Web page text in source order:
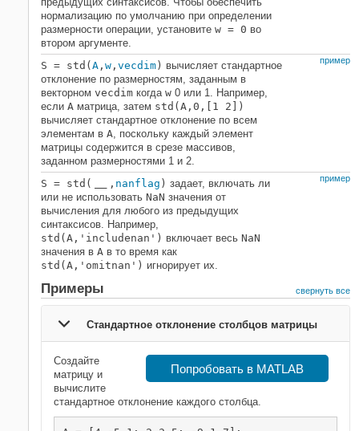
нормализацию по умолчанию при определении
размерности операции, установите w = 0 во
втором аргументе.
пример
S = std( A , w , vecdim ) вычисляет стандартное
отклонение по размерностям, заданным в
векторном vecdim когда w 0 или 1. Например,
если A матрица, затем std(A,0,[1 2])
вычисляет стандартное отклонение по всем
элементам в A, поскольку каждый элемент
матрицы содержится в срезе массивов,
заданном размерностями 1 и 2.
пример
S = std( , nanflag ) задает, включать ли
или не использовать NaN значения от
вычисления для любого из предыдущих
синтаксисов. Например,
std(A,'includenan') включает весь NaN
значения в A в то время как
std(A,'omitnan') игнорирует их.
Примеры свернуть все
Стандартное отклонение столбцов матрицы
Попробовать в MATLAB
Создайте
матрицу и
вычислите
стандартное отклонение каждого столбца.